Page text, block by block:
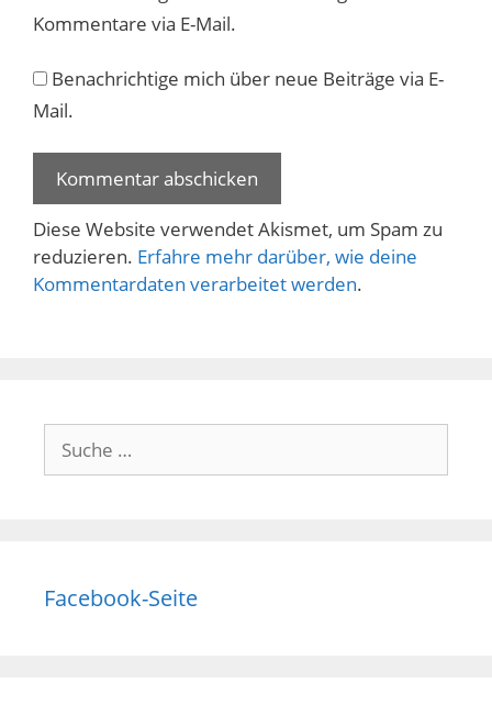
Kommentare via E-Mail.
Benachrichtige mich über neue Beiträge via E-
Mail.
Diese Website verwendet Akismet, um Spam zu
reduzieren. Erfahre mehr darüber, wie deine
Kommentardaten verarbeitet werden.
Suche
nach:
Facebook-Seite